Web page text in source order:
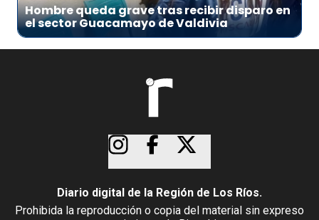
Hombre queda grave tras recibir disparo en
el sector Guacamayo de Valdivia
Diario digital de la Región de Los Ríos.
Prohibida la reproducción o copia del material sin expreso